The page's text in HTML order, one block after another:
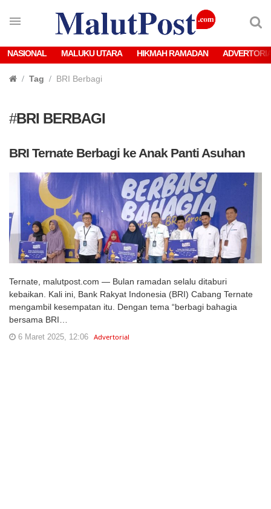
NASIONAL MALUKU UTARA HIKMAH RAMADAN
Tag BRI Berbagi
#BRI BERBAGI
BRI Ternate Berbagi ke Anak Panti Asuhan
Ternate, malutpost.com — Bulan ramadan selalu ditaburi
kebaikan. Kali ini, Bank Rakyat Indonesia (BRI) Cabang Ternate
mengambil kesempatan itu. Dengan tema “berbagi bahagia
bersama BRI…
6 Maret 2025, 12:06 Advertorial